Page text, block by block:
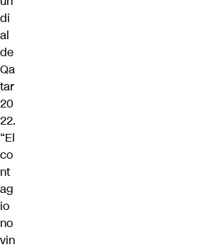
di
al
de
Qa
tar
20
22.
“El
co
nt
ag
io
no
vin